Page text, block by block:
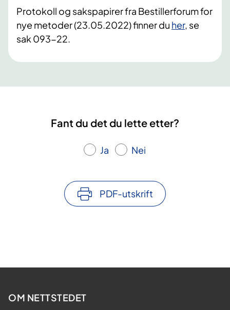
Protokoll og sakspapirer fra Bestillerforum for
nye metoder (23.05.2022) finner du her, se
sak 093-22.
Fant du det du lette etter?
Ja Nei
PDF-utskrift
OM NETTSTEDET